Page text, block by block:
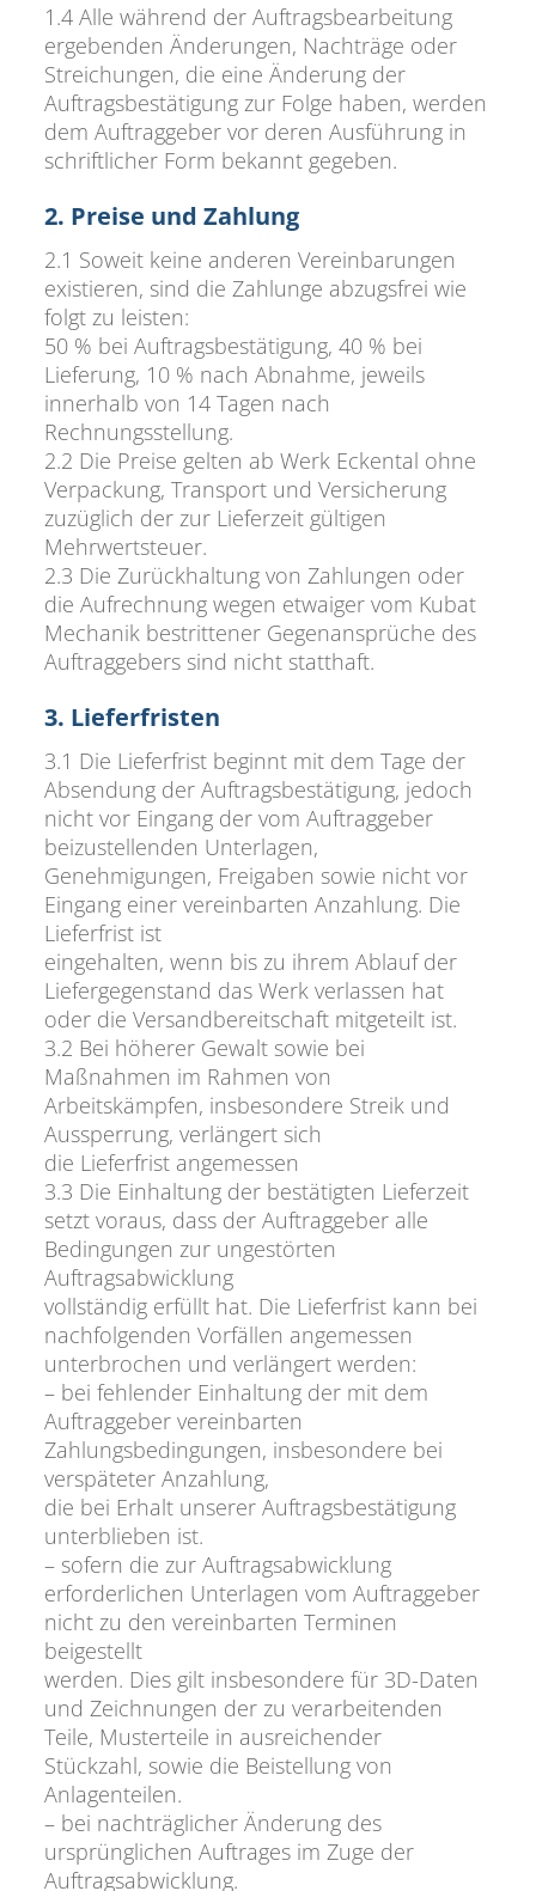
1.4 Alle während der Auftragsbearbeitung
ergebenden Änderungen, Nachträge oder
Streichungen, die eine Änderung der
Auftragsbestätigung zur Folge haben, werden
dem Auftraggeber vor deren Ausführung in
schriftlicher Form bekannt gegeben.
2. Preise und Zahlung
2.1 Soweit keine anderen Vereinbarungen
existieren, sind die Zahlunge abzugsfrei wie
folgt zu leisten:
50 % bei Auftragsbestätigung, 40 % bei
Lieferung, 10 % nach Abnahme, jeweils
innerhalb von 14 Tagen nach
Rechnungsstellung.
2.2 Die Preise gelten ab Werk Eckental ohne
Verpackung, Transport und Versicherung
zuzüglich der zur Lieferzeit gültigen
Mehrwertsteuer.
2.3 Die Zurückhaltung von Zahlungen oder
die Aufrechnung wegen etwaiger vom Kubat
Mechanik bestrittener Gegenansprüche des
Auftraggebers sind nicht statthaft.
3. Lieferfristen
3.1 Die Lieferfrist beginnt mit dem Tage der
Absendung der Auftragsbestätigung, jedoch
nicht vor Eingang der vom Auftraggeber
beizustellenden Unterlagen,
Genehmigungen, Freigaben sowie nicht vor
Eingang einer vereinbarten Anzahlung. Die
Lieferfrist ist
eingehalten, wenn bis zu ihrem Ablauf der
Liefergegenstand das Werk verlassen hat
oder die Versandbereitschaft mitgeteilt ist.
3.2 Bei höherer Gewalt sowie bei
Maßnahmen im Rahmen von
Arbeitskämpfen, insbesondere Streik und
Aussperrung, verlängert sich
die Lieferfrist angemessen
3.3 Die Einhaltung der bestätigten Lieferzeit
setzt voraus, dass der Auftraggeber alle
Bedingungen zur ungestörten
Auftragsabwicklung
vollständig erfüllt hat. Die Lieferfrist kann bei
nachfolgenden Vorfällen angemessen
unterbrochen und verlängert werden:
– bei fehlender Einhaltung der mit dem
Auftraggeber vereinbarten
Zahlungsbedingungen, insbesondere bei
verspäteter Anzahlung,
die bei Erhalt unserer Auftragsbestätigung
unterblieben ist.
– sofern die zur Auftragsabwicklung
erforderlichen Unterlagen vom Auftraggeber
nicht zu den vereinbarten Terminen
beigestellt
werden. Dies gilt insbesondere für 3D-Daten
und Zeichnungen der zu verarbeitenden
Teile, Musterteile in ausreichender
Stückzahl, sowie die Beistellung von
Anlagenteilen.
– bei nachträglicher Änderung des
ursprünglichen Auftrages im Zuge der
Auftragsabwicklung.